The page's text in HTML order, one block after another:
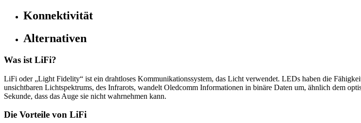
Konnektivität
Alternativen
Was ist LiFi?
LiFi oder „Light Fidelity“ ist ein drahtloses Kommunikationssystem, das Licht verwendet. LEDs haben die
unsichtbaren Lichtspektrums, des Infrarots, wandelt Oledcomm Informationen in binäre Daten um, ähnlich dem
Sekunde, dass das Auge sie nicht wahrnehmen kann.
Die Vorteile von LiFi